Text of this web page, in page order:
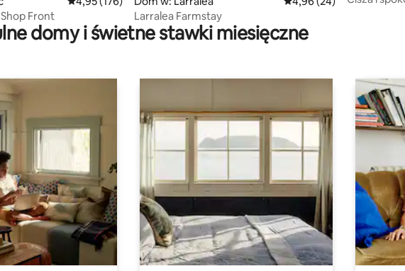
Front
Larralea Farmstay
domy i świetne stawki miesięczne